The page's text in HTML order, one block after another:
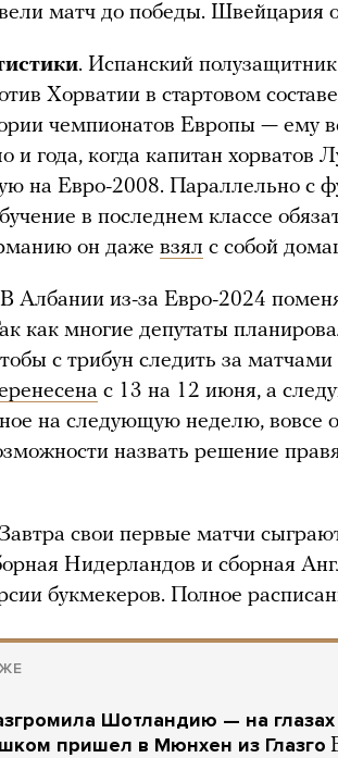
матч до победы. Швейцария
. Испанский
Хорватии в стартовом
чемпионатов Европы — ему
года, когда капитан хорватов
на Евро-2008. Параллельно с
в последнем классе
он даже взял с собой
Албании из-за Евро-2024
как многие депутаты
с трибун следить за матчами
с 13 на 12 июня, а
на следующую неделю, вовсе
назвать решение
свои первые матчи
Нидерландов и сборная
букмекеров. Полное
Шотландию — на
пришел в Мюнхен из Глазго